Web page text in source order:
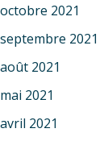
octobre 2021
septembre 2021
août 2021
mai 2021
avril 2021